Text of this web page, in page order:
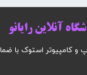
و کامپیوتر استوک با
آنلاین رایانو